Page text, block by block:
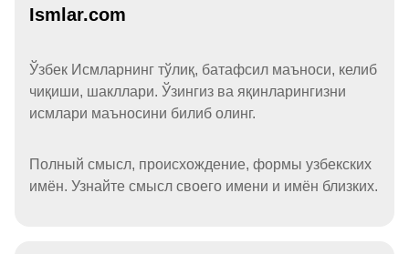
Ismlar.com
Ўзбек Исмларнинг тўлиқ, батафсил маъноси, келиб
чиқиши, шакллари. Ўзингиз ва яқинларингизни
исмлари маъносини билиб олинг.
Полный смысл, происхождение, формы узбекских
имён. Узнайте смысл своего имени и имён близких.